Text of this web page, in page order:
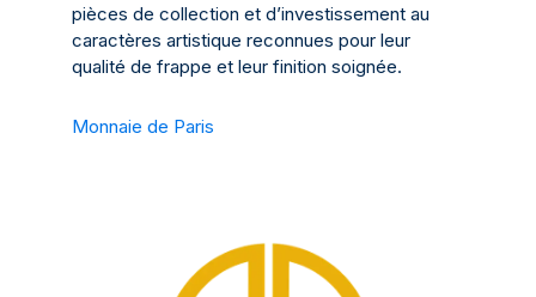
pièces de collection et d’investissement au
caractères artistique reconnues pour leur
qualité de frappe et leur finition soignée.
Monnaie de Paris